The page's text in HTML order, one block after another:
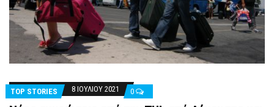
TOP STORIES 8 ΙΟΥΛΊΟΥ 2021 0